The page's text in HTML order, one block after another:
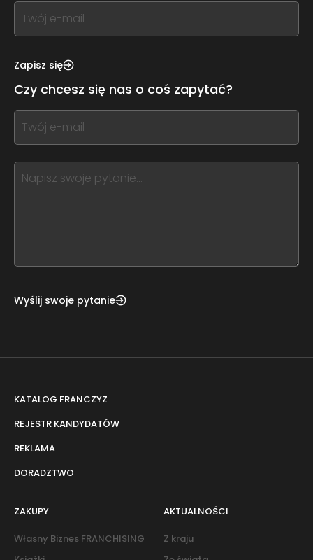
If
you
this,
this
form
field
blank
Zapisz się
Czy chcesz się nas o coś zapytać?
If
you
this,
leave
Wyślij swoje pytanie
KATALOG FRANCZYZ
REJESTR KANDYDATÓW
REKLAMA
DORADZTWO
ZAKUPY
Własny Biznes FRANCHISING
AKTUALNOŚCI
Z kraju